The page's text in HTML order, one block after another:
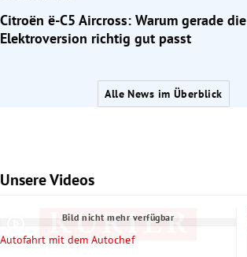
Citroën ë-C5 Aircross: Warum gerade die
Elektroversion richtig gut passt
Alle News im Überblick
Unsere Videos
Slide 1 von 7
Bild nicht mehr verfügbar
Autofahrt mit dem Autochef